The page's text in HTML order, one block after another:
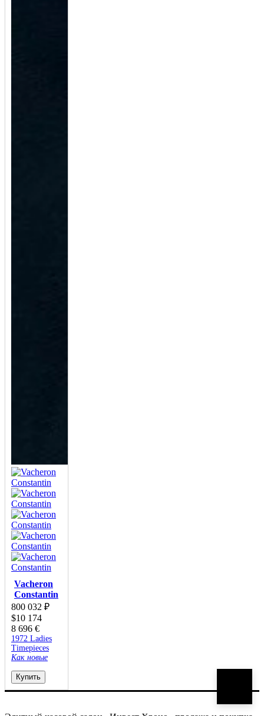
Vacheron
Constantin
800 032 ₽
$10 174
8 696 €
1972 Ladies
Timepieces
Как новые
Купить